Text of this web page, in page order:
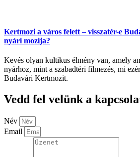
Kertmozi a város felett – visszatér-e
nyári mozija?
Kevés olyan kultikus élmény van, amely
nyárhoz, mint a szabadtéri filmezés, mi
Budavári Kertmozit.
Vedd fel velünk a
Név
Email